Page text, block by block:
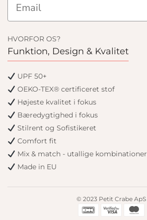
HVORFOR OS?
Funktion, Design & Kvalitet
UPF 50+
OEKO-TEX® certificeret stof
Højeste kvalitet i fokus
Bæredygtighed i fokus
Stilrent og Sofistikeret
Comfort fit
Mix & match - utallige kombinationer
Made in EU
© 2023 Petit Crabe ApS